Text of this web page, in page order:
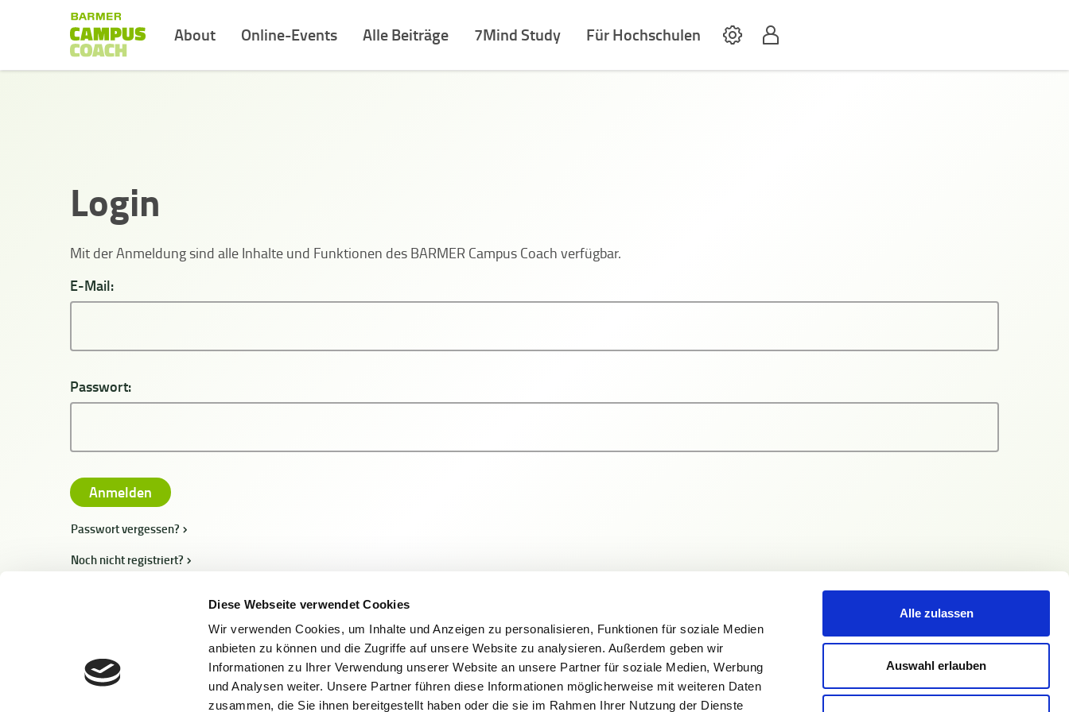
Diese Webseite verwendet Cookies
Wir verwenden Cookies, um Inhalte und Anzeigen zu personalisieren, Funktionen für soziale Medien
anbieten zu können und die Zugriffe auf unsere Website zu analysieren. Außerdem geben wir
Informationen zu Ihrer Verwendung unserer Website an unsere Partner für soziale Medien, Werbung
und Analysen weiter. Unsere Partner führen diese Informationen möglicherweise mit weiteren Daten
zusammen, die Sie ihnen bereitgestellt haben oder die sie im Rahmen Ihrer Nutzung der Dienste
Alle zulassen
Auswahl erlauben
About Online-Events Alle Beiträge 7Mind Study Für Hochschulen SettingsProfil
Login
Mit der Anmeldung sind alle Inhalte und Funktionen des BARMER Campus Coach verfügbar.
E-Mail:
Passwort:
Passwort vergessen?
Noch nicht registriert?